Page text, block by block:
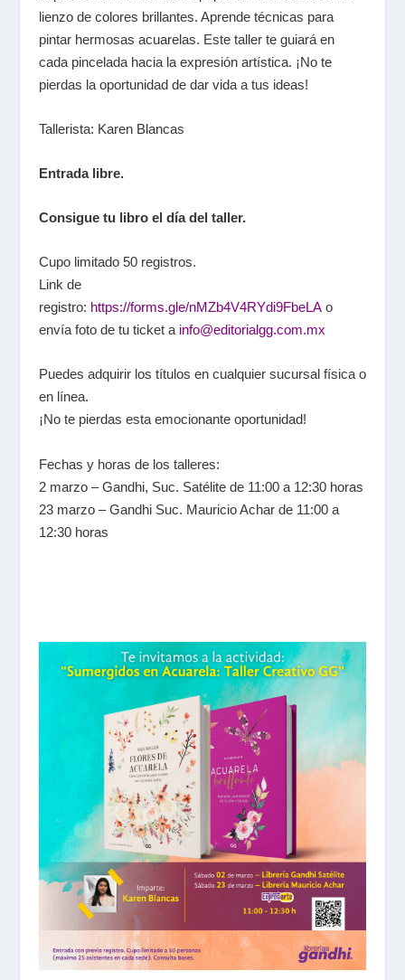
lienzo de colores brillantes. Aprende técnicas para
pintar hermosas acuarelas. Este taller te guiará en
cada pincelada hacia la expresión artística. ¡No te
pierdas la oportunidad de dar vida a tus ideas!
Tallerista: Karen Blancas
Entrada libre.
Consigue tu libro el día del taller.
Cupo limitado 50 registros.
Link de
registro: https://forms.gle/nMZb4V4RYdi9FbeLAo
envía foto de tu ticket a info@editorialgg.com.mx
Puedes adquirir los títulos en cualquier sucursal física o
en línea.
¡No te pierdas esta emocionante oportunidad!
Fechas y horas de los talleres:
2 marzo – Gandhi, Suc. Satélite de 11:00 a 12:30 horas
23 marzo – Gandhi Suc. Mauricio Achar de 11:00 a
12:30 horas